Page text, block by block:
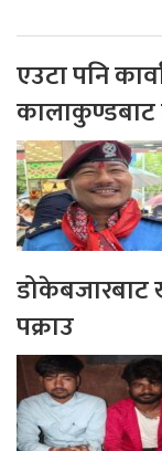
एउटा पनि
कालाकुण्डबाट
डोकेबजारबाट
पक्राउ